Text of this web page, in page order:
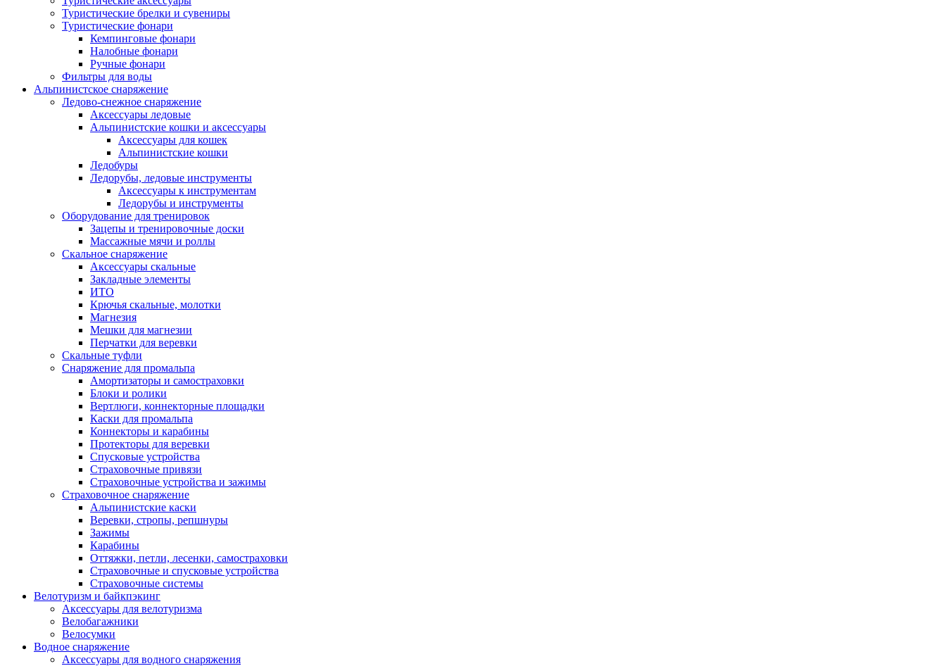
Туристические брелки и сувениры
Туристические фонари
Кемпинговые фонари
Налобные фонари
Ручные фонари
Фильтры для воды
Альпинистское снаряжение
Ледово-снежное снаряжение
Аксессуары ледовые
Альпинистские кошки и аксессуары
Аксессуары для кошек
Альпинистские кошки
Ледобуры
Ледорубы, ледовые инструменты
Аксессуары к инструментам
Ледорубы и инструменты
Оборудование для тренировок
Зацепы и тренировочные доски
Массажные мячи и роллы
Скальное снаряжение
Аксессуары скальные
Закладные элементы
ИТО
Крючья скальные, молотки
Магнезия
Мешки для магнезии
Перчатки для веревки
Скальные туфли
Снаряжение для промальпа
Амортизаторы и самостраховки
Блоки и ролики
Вертлюги, коннекторные площадки
Каски для промальпа
Коннекторы и карабины
Протекторы для веревки
Спусковые устройства
Страховочные привязи
Страховочные устройства и зажимы
Страховочное снаряжение
Альпинистские каски
Веревки, стропы, репшнуры
Зажимы
Карабины
Оттяжки, петли, лесенки, самостраховки
Страховочные и спусковые устройства
Страховочные системы
Велотуризм и байкпэкинг
Аксессуары для велотуризма
Велобагажники
Велосумки
Водное снаряжение
Аксессуары для водного снаряжения